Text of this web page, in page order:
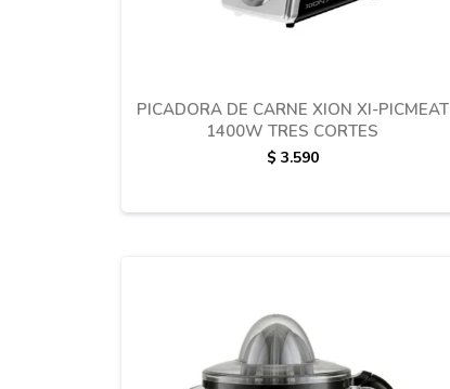
PICADORA DE CARNE XION XI-PICMEAT
1400W TRES CORTES
$ 3.590